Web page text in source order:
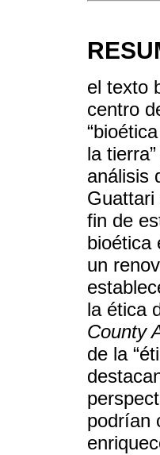
el texto
centro
la
análisis
Guattari
fin de
bioética
un
la ética
County
de la
podrían